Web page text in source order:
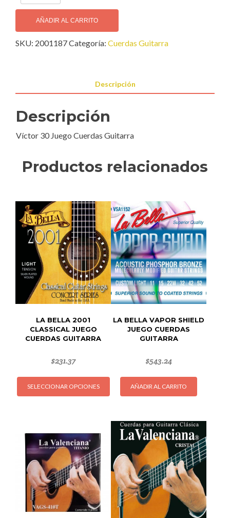
30
Juego
Cuerdas
Guitarra
AÑADIR AL CARRITO
SKU: 2001187Categoría: Cuerdas Guitarra
Descripción
Descripción
Víctor 30 Juego Cuerdas Guitarra
Productos relacionados
LA BELLA 2001
CLASSICAL JUEGO
CUERDAS GUITARRA
$231.37
SELECCIONAR OPCIONES
Este
producto
variantes.
Las
se
pueden
elegir
LA BELLA VAPOR SHIELD
JUEGO CUERDAS
GUITARRA
$543.24
AÑADIR AL CARRITO